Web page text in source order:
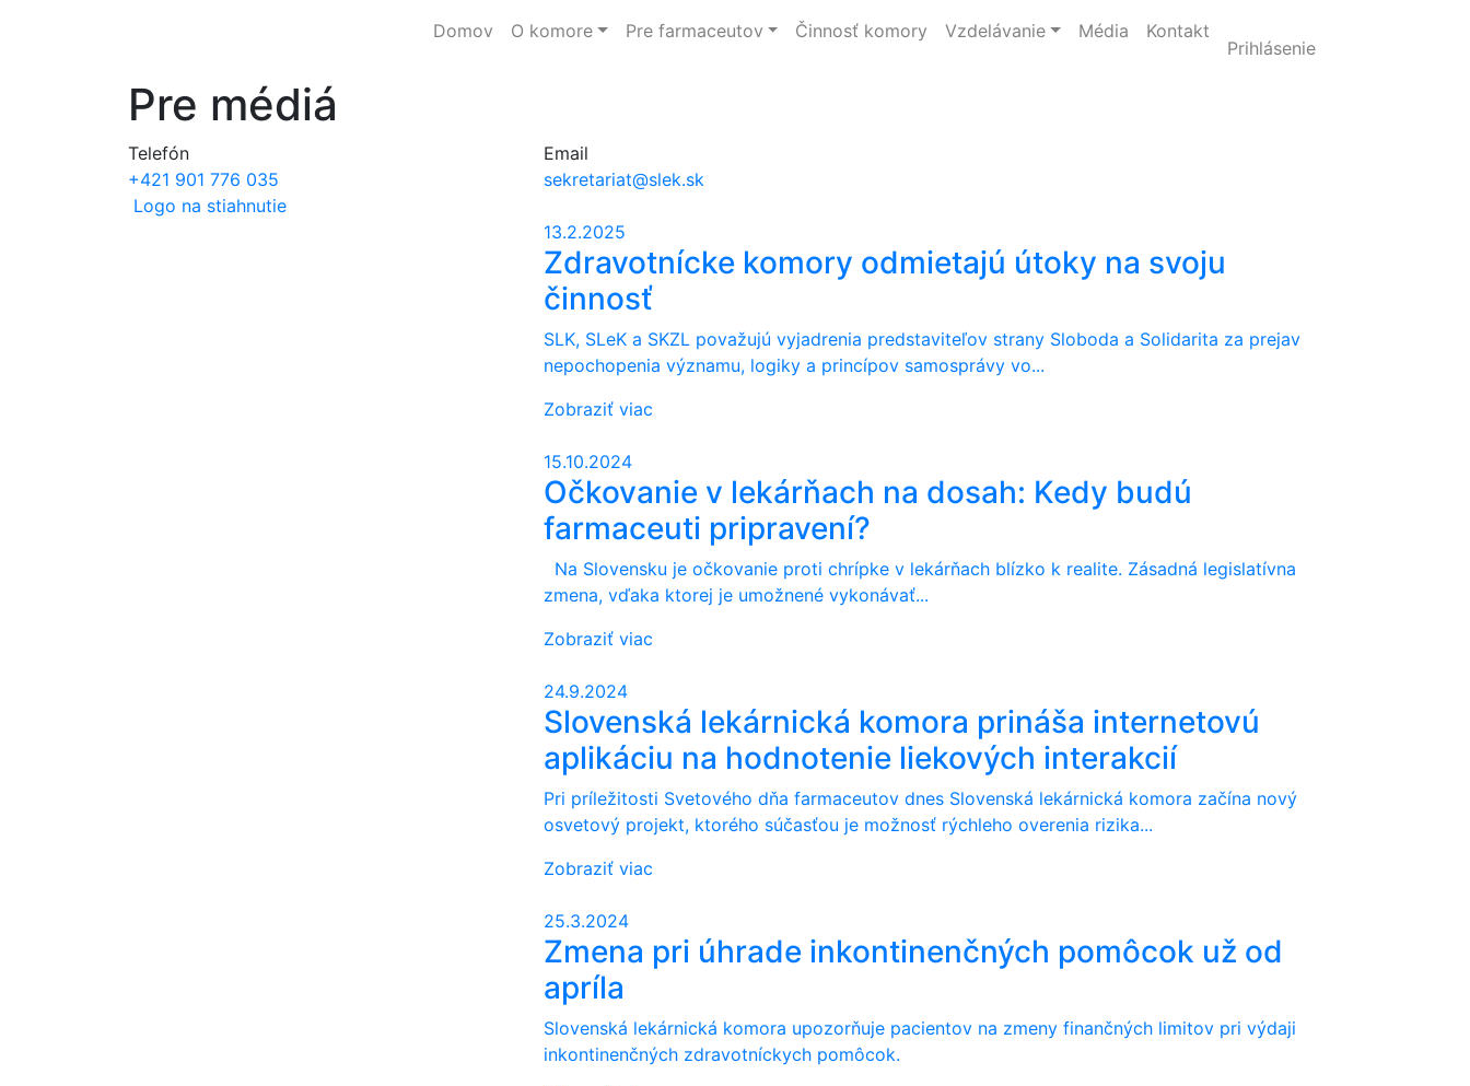
Domov O komore Pre farmaceutov Činnosť komory Vzdelávanie Média
Kontakt
Prihlásenie
Pre médiá
Telefón
+421 901 776 035
Email
sekretariat@slek.sk
Logo na stiahnutie
13.2.2025
Zdravotnícke komory odmietajú útoky na svoju
činnosť
SLK, SLeK a SKZL považujú vyjadrenia predstaviteľov strany Sloboda a Solidarita za prejav
nepochopenia významu, logiky a princípov samosprávy vo...
Zobraziť viac
15.10.2024
Očkovanie v lekárňach na dosah: Kedy budú
farmaceuti pripravení?
Na Slovensku je očkovanie proti chrípke v lekárňach blízko k realite. Zásadná legislatívna
zmena, vďaka ktorej je umožnené vykonávať...
Zobraziť viac
24.9.2024
Slovenská lekárnická komora prináša internetovú
aplikáciu na hodnotenie liekových interakcií
Pri príležitosti Svetového dňa farmaceutov dnes Slovenská lekárnická komora začína nový
osvetový projekt, ktorého súčasťou je možnosť rýchleho overenia rizika...
Zobraziť viac
25.3.2024
Zmena pri úhrade inkontinenčných pomôcok už od
apríla
Slovenská lekárnická komora upozorňuje pacientov na zmeny finančných limitov pri výdaji
inkontinenčných zdravotníckych pomôcok.